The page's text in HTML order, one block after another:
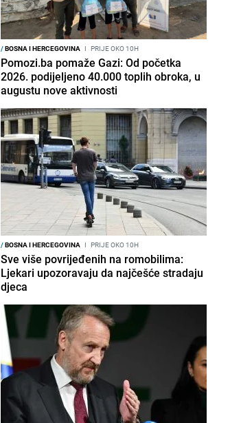
/BOSNA I HERCEGOVINA I PRIJE OKO 10H
Pomozi.ba pomaže Gazi: Od početka
2026. podijeljeno 40.000 toplih obroka, u
augustu nove aktivnosti
/BOSNA I HERCEGOVINA I PRIJE OKO 10H
Sve više povrijeđenih na romobilima:
Ljekari upozoravaju da najčešće stradaju
djeca